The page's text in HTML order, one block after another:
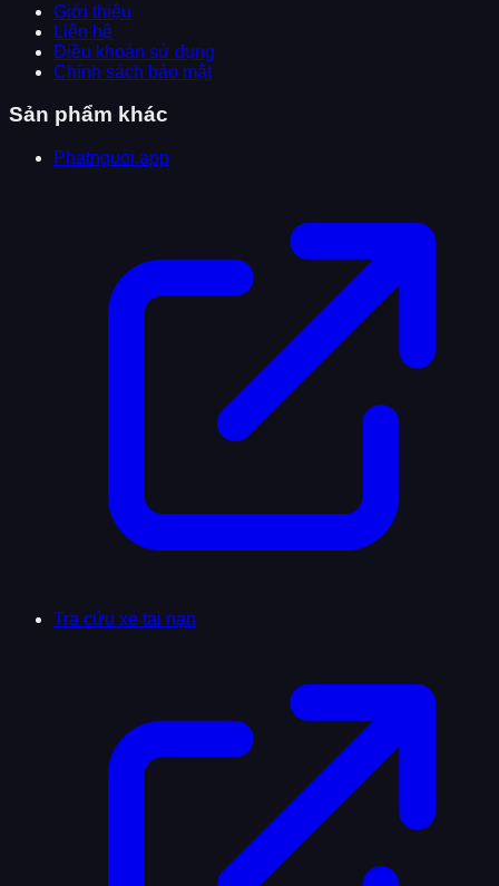
Giới thiệu
Liên hệ
Điều khoản sử dụng
Chính sách bảo mật
Sản phẩm khác
Phatnguoi.app
Tra cứu xe tai nạn